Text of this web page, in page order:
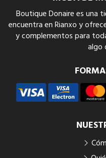
Boutique Donaire es una
encuentra en Rianxo y
y complementos para
algo